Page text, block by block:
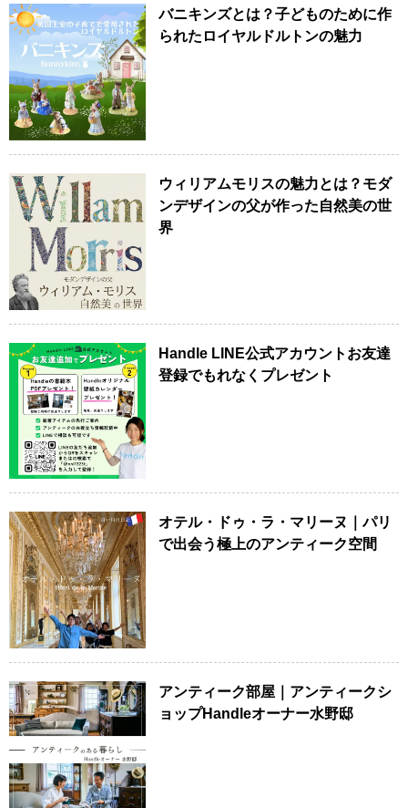
バニキンズとは？子どものために作
られたロイヤルドルトンの魅力
ウィリアムモリスの魅力とは？モダ
ンデザインの父が作った自然美の世
界
Handle LINE公式アカウントお友達
登録でもれなくプレゼント
オテル・ドゥ・ラ・マリーヌ｜パリ
で出会う極上のアンティーク空間
アンティーク部屋｜アンティークシ
ョップHandleオーナー水野邸